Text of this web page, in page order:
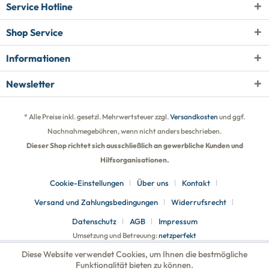
Service Hotline
Shop Service
Informationen
Newsletter
* Alle Preise inkl. gesetzl. Mehrwertsteuer zzgl.Versandkosten und ggf.
Nachnahmegebühren, wenn nicht anders beschrieben.
Dieser Shop richtet sich ausschließlich an gewerbliche Kunden und
Hilfsorganisationen.
Cookie-Einstellungen Über uns
Kontakt
Versand und Zahlungsbedingungen
Widerrufsrecht
Datenschutz
AGB Impressum
Umsetzung und Betreuung:netzperfekt
Diese Website verwendet Cookies, um Ihnen die bestmögliche
Funktionalität bieten zu können.